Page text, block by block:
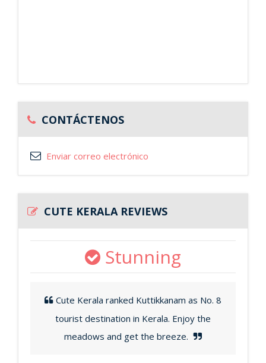
CONTÁCTENOS
Enviar correo electrónico
CUTE KERALA REVIEWS
Stunning
Cute Kerala ranked Kuttikkanam as No. 8
tourist destination in Kerala. Enjoy the
meadows and get the breeze.